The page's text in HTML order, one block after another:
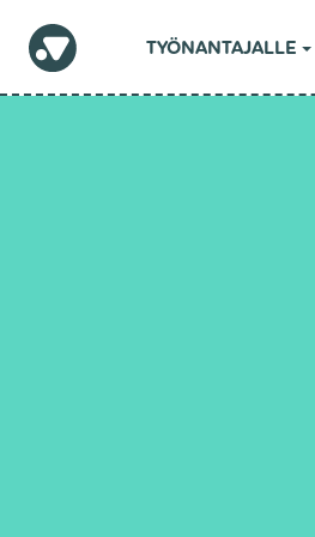
TYÖNANTAJALLE